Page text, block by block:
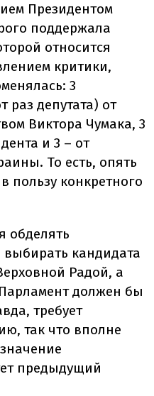
Президентом
поддержала
относится
критики,
3
раз депутата) от
Виктора Чумака, 3
и 3 – от
То есть, опять
пользу конкретного
обделять
кандидата
Радой, а
должен бы
требует
так что вполне
предыдущий